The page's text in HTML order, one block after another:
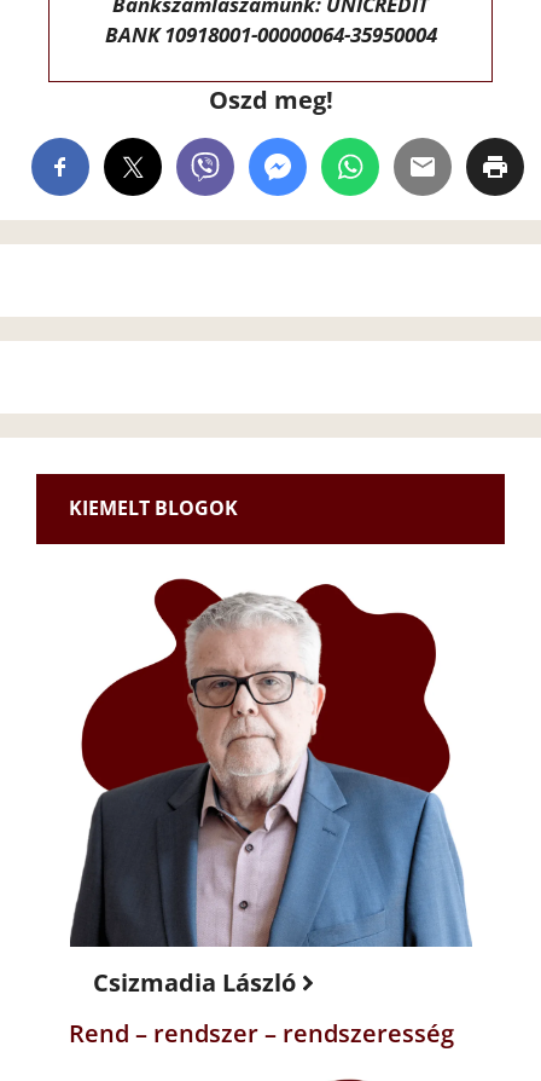
BANK 10918001-00000064-35950004
Oszd meg!
KIEMELT BLOGOK
Csizmadia László
Rend – rendszer – rendszeresség